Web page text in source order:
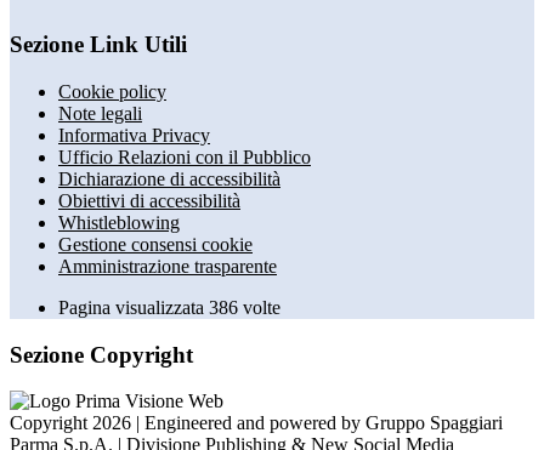
Sezione Link Utili
Cookie policy
Note legali
Informativa Privacy
Ufficio Relazioni con il Pubblico
Dichiarazione di accessibilità
Obiettivi di accessibilità
Whistleblowing
Gestione consensi cookie
Amministrazione trasparente
Pagina visualizzata 386 volte
Sezione Copyright
Copyright 2026 | Engineered and powered by Gruppo Spaggiari
Parma S.p.A. | Divisione Publishing & New Social Media